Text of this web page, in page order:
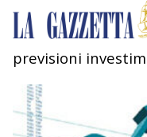
AMBIENTE
MOBILITÀ
previsioni